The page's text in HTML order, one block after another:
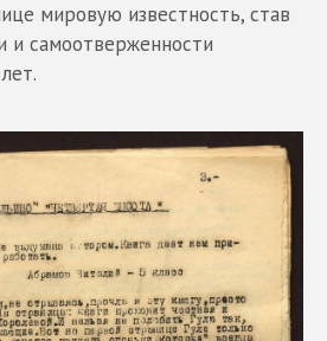
мировую известность, став
и самоотверженности